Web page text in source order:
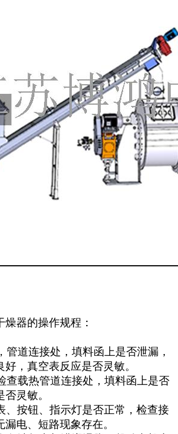
燥器的操作规程：
管道连接处，填料函上是否泄漏，
，真空表反应是否灵敏。
查载热管道连接处，填料函上是否
灵敏。
、按钮、指示灯是否正常，检查接
电、短路现象存在。